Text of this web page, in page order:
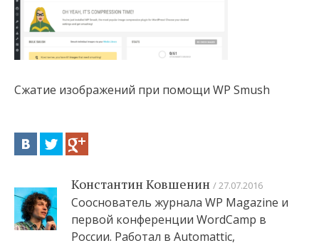
Сжатие изображений при помощи WP Smush
Константин Ковшенин 27.07.2016
Сооснователь журнала WP Magazine и
первой конференции WordCamp в
России. Работал в Automattic,